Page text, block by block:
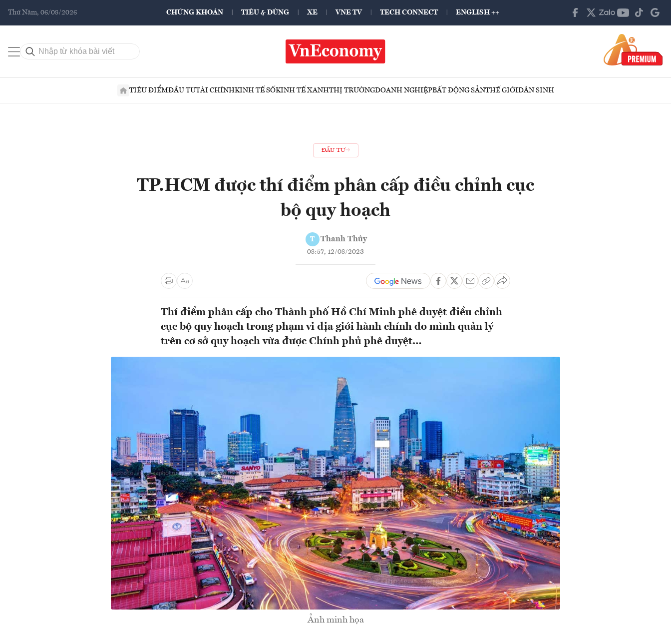
Thứ Năm, 06/08/2026 CHỨNG KHOÁN TIÊU & DÙNG XE VNE TV TECH CONNECT ENGLISH ++
TIÊU ĐIỂMĐẦU TƯTÀI CHÍNHKINH TẾ SỐKINH TẾ XANHTHỊ TRƯỜNGDOANH NGHIỆPBẤT ĐỘNG SẢNTHẾ GIỚIDÂN SINH
ĐẦU TƯ
TP.HCM được thí điểm phân cấp điều chỉnh cục
bộ quy hoạch
T Thanh Thủy
08:57, 12/08/2023
Thí điểm phân cấp cho Thành phố Hồ Chí Minh phê duyệt điều chỉnh
cục bộ quy hoạch trong phạm vi địa giới hành chính do mình quản lý
trên cơ sở quy hoạch vừa được Chính phủ phê duyệt…
Ảnh minh họa